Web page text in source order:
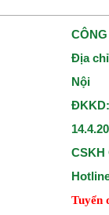
Địa
Nội
CSKH
Tuyển